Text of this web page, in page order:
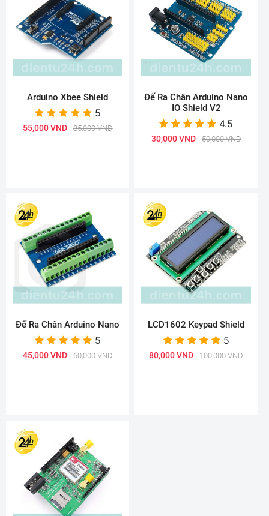
Arduino Xbee Shield
5
55,000 VND 85,000 VND
Đế Ra Chân Arduino Nano
IO Shield V2
4.5
30,000 VND 50,000 VND
Đế Ra Chân Arduino Nano
5
45,000 VND 60,000 VND
LCD1602 Keypad Shield
5
80,000 VND 100,000 VND